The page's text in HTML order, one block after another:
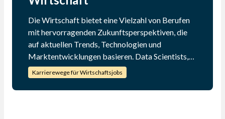
Die Wirtschaft bietet eine Vielzahl von Berufen
mit hervorragenden Zukunftsperspektiven, die
auf aktuellen Trends, Technologien und
Marktentwicklungen basieren. Data Scientists,
Digital Marketing Manager, Finanzanalysten,
Supply Chain Manager, Unternehmensberater,
HR-Manager und Nachhaltigkeitsmanager
Karrierewege für Wirtschaftsjobs